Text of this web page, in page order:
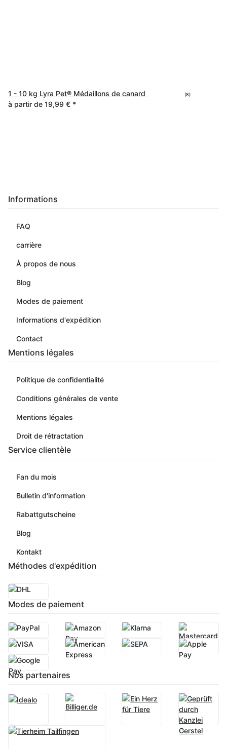
1 - 10 kg Lyra Pet® Médaillons de canard (8)
à partir de 19,99 € *
Informations
FAQ
carrière
À propos de nous
Blog
Modes de paiement
Informations d'expédition
Contact
Mentions légales
Politique de confidentialité
Conditions générales de vente
Mentions légales
Droit de rétractation
Service clientèle
Fan du mois
Bulletin d'information
Rabattgutscheine
Blog
Kontakt
Méthodes d'expédition
Modes de paiement
Nos partenaires